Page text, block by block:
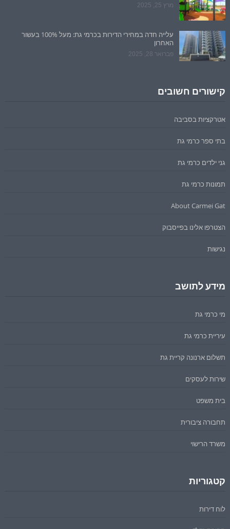
מרץ 25, 2025
עלייה חדה במחירי הדירות בכרמי גת: מעל 100% בעשור
האחרון
פברואר 28, 2025
קישורים חשובים
אטרקציות בסביבה
בתי ספר כרמי גת
גני ילדים כרמי גת
תמונות כרמי גת
About Carmei Gat
הצטרפו אלינו בפייסבוק
נגישות
מידע לתושב
מי כרמי גת
עיריית כרמי גת
תשלום ארנונה קריית גת
שירות לעסקים
בית משפט
תחבורה ציבורית
משרד הרישוי
קטגוריות
לוח דירות